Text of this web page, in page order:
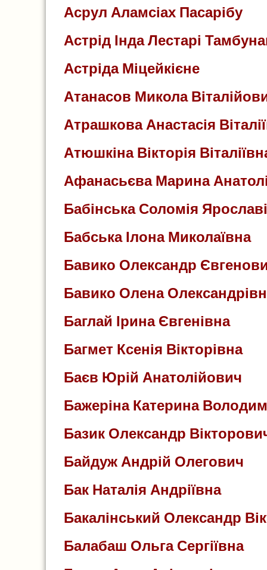
Асрул Аламсіах Пасарібу
Астрід Інда Лестарі
Астріда Міцейкієне
Атанасов Микола
Атрашкова Анастасія
Атюшкіна Вікторія
Афанасьєва Марина
Бабінська Соломія
Бабська Ілона Миколаївна
Бавико Олександр
Бавико Олена
Баглай Ірина Євгенівна
Багмет Ксенія Вікторівна
Баєв Юрій Анатолійович
Бажеріна Катерина
Базик Олександр
Байдуж Андрій Олегович
Бак Наталія Андріївна
Бакалінський Олександр
Балабаш Ольга Сергіївна